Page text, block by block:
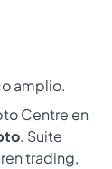
amplio.
Centre en
. Suite
trading,